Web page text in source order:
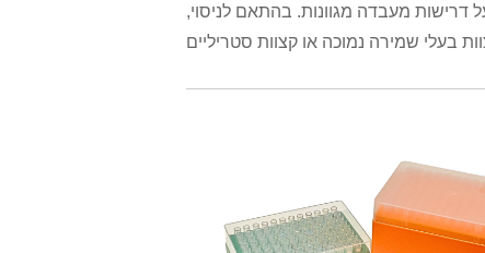
דרישות מעבדה מגוונות. בהתאם לניסוי,